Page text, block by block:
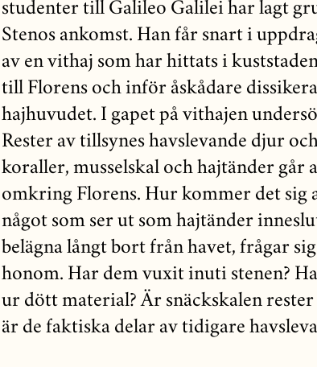
studenter till Galileo Galilei har lagt
Stenos ankomst. Han får snart i
av en vithaj som har hittats i
till Florens och inför åskådare
hajhuvudet. I gapet på vithajen
Rester av tillsynes havslevande djur
koraller, musselskal och hajtänder går
omkring Florens. Hur kommer det sig
något som ser ut som hajtänder
belägna långt bort från havet, frågar
honom. Har dem vuxit inuti stenen?
ur dött material? Är snäckskalen
är de faktiska delar av tidigare